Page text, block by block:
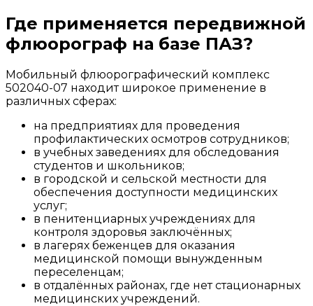
Где применяется передвижной
флюорограф на базе ПАЗ?
Мобильный флюорографический комплекс
502040-07 находит широкое применение в
различных сферах:
на предприятиях для проведения
профилактических осмотров сотрудников;
в учебных заведениях для обследования
студентов и школьников;
в городской и сельской местности для
обеспечения доступности медицинских
услуг;
в пенитенциарных учреждениях для
контроля здоровья заключённых;
в лагерях беженцев для оказания
медицинской помощи вынужденным
переселенцам;
в отдалённых районах, где нет стационарных
медицинских учреждений.